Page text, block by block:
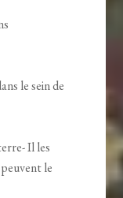
le sein de
Il les
le